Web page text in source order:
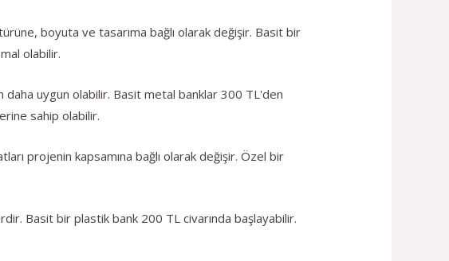
boyuta ve tasarıma bağlı olarak değişir. Basit bir
olabilir.
daha uygun olabilir. Basit metal banklar 300 TL'den
sahip olabilir.
projenin kapsamına bağlı olarak değişir. Özel bir
Basit bir plastik bank 200 TL civarında başlayabilir.